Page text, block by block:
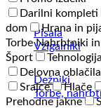
Pisala
Vžigalniki
Dežniki
Torbe,
Darilni kompleti
dom
Hrana in
Torbe Nahrbtniki
Šport
Tehnologija
Delovna oblačila
Srajce
Hlače
Prehodne jakne